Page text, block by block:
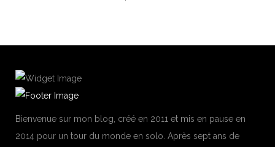
Bienvenue sur mon blog, créé en 2011 et mis en pause en
2014 pour un tour du monde en solo. Après sept ans de